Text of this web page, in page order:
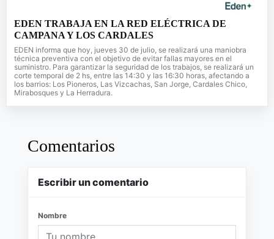
EDEN TRABAJA EN LA RED ELÉCTRICA DE
CAMPANA Y LOS CARDALES
EDEN informa que hoy, jueves 30 de julio, se realizará una maniobra
técnica preventiva con el objetivo de evitar fallas mayores en el
suministro. Para garantizar la seguridad de los trabajos, se realizará un
corte temporal de 2 hs, entre las 14:30 y las 16:30 horas, afectando a
los barrios: Los Pioneros, Las Vizcachas, San Jorge, Cardales Chico,
Mirabosques y La Herradura.
Comentarios
Escribir un comentario
Nombre